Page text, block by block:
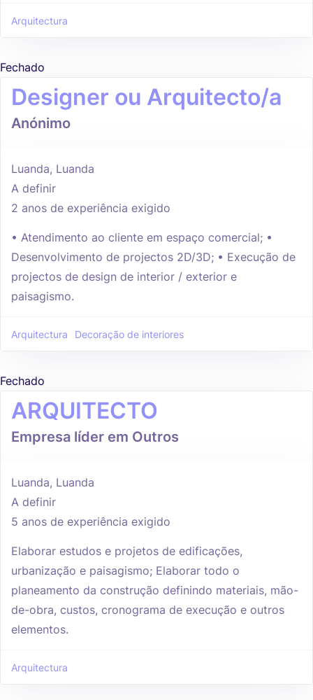
Arquitectura
Fechado
Designer ou Arquitecto/a
Anónimo
Luanda, Luanda
A definir
2 anos de experiência exigido
• Atendimento ao cliente em espaço comercial; •
Desenvolvimento de projectos 2D/3D; • Execução de
projectos de design de interior / exterior e
paisagismo.
Arquitectura Decoração de interiores
Fechado
ARQUITECTO
Empresa líder em Outros
Luanda, Luanda
A definir
5 anos de experiência exigido
Elaborar estudos e projetos de edificações,
urbanização e paisagismo; Elaborar todo o
planeamento da construção definindo materiais, mão-
de-obra, custos, cronograma de execução e outros
elementos.
Arquitectura